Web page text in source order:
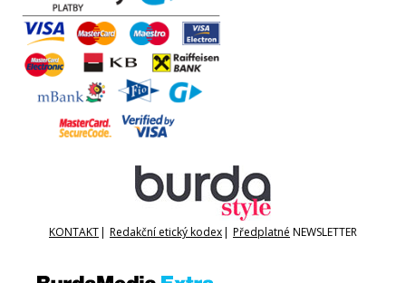
KONTAKT| Redakční etický kodex| Předplatné NEWSLETTER